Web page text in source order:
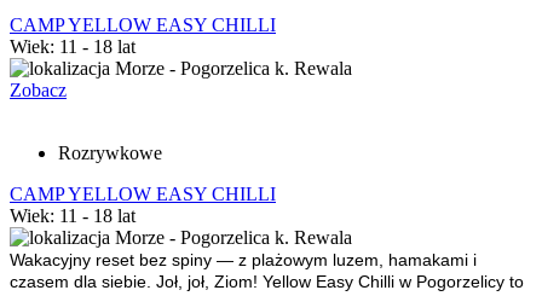
CAMP YELLOW EASY CHILLI
Wiek: 11 - 18 lat
Morze - Pogorzelica k. Rewala
Zobacz
Rozrywkowe
CAMP YELLOW EASY CHILLI
Wiek: 11 - 18 lat
Morze - Pogorzelica k. Rewala
Wakacyjny reset bez spiny — z plażowym luzem, hamakami i
czasem dla siebie. Joł, joł, Ziom! Yellow Easy Chilli w Pogorzelicy to